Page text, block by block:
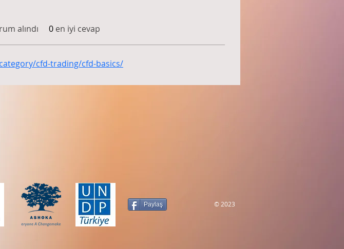
alındı 0 en iyi cevap
cfd-trading/cfd-basics/
© 2023
Paylaş